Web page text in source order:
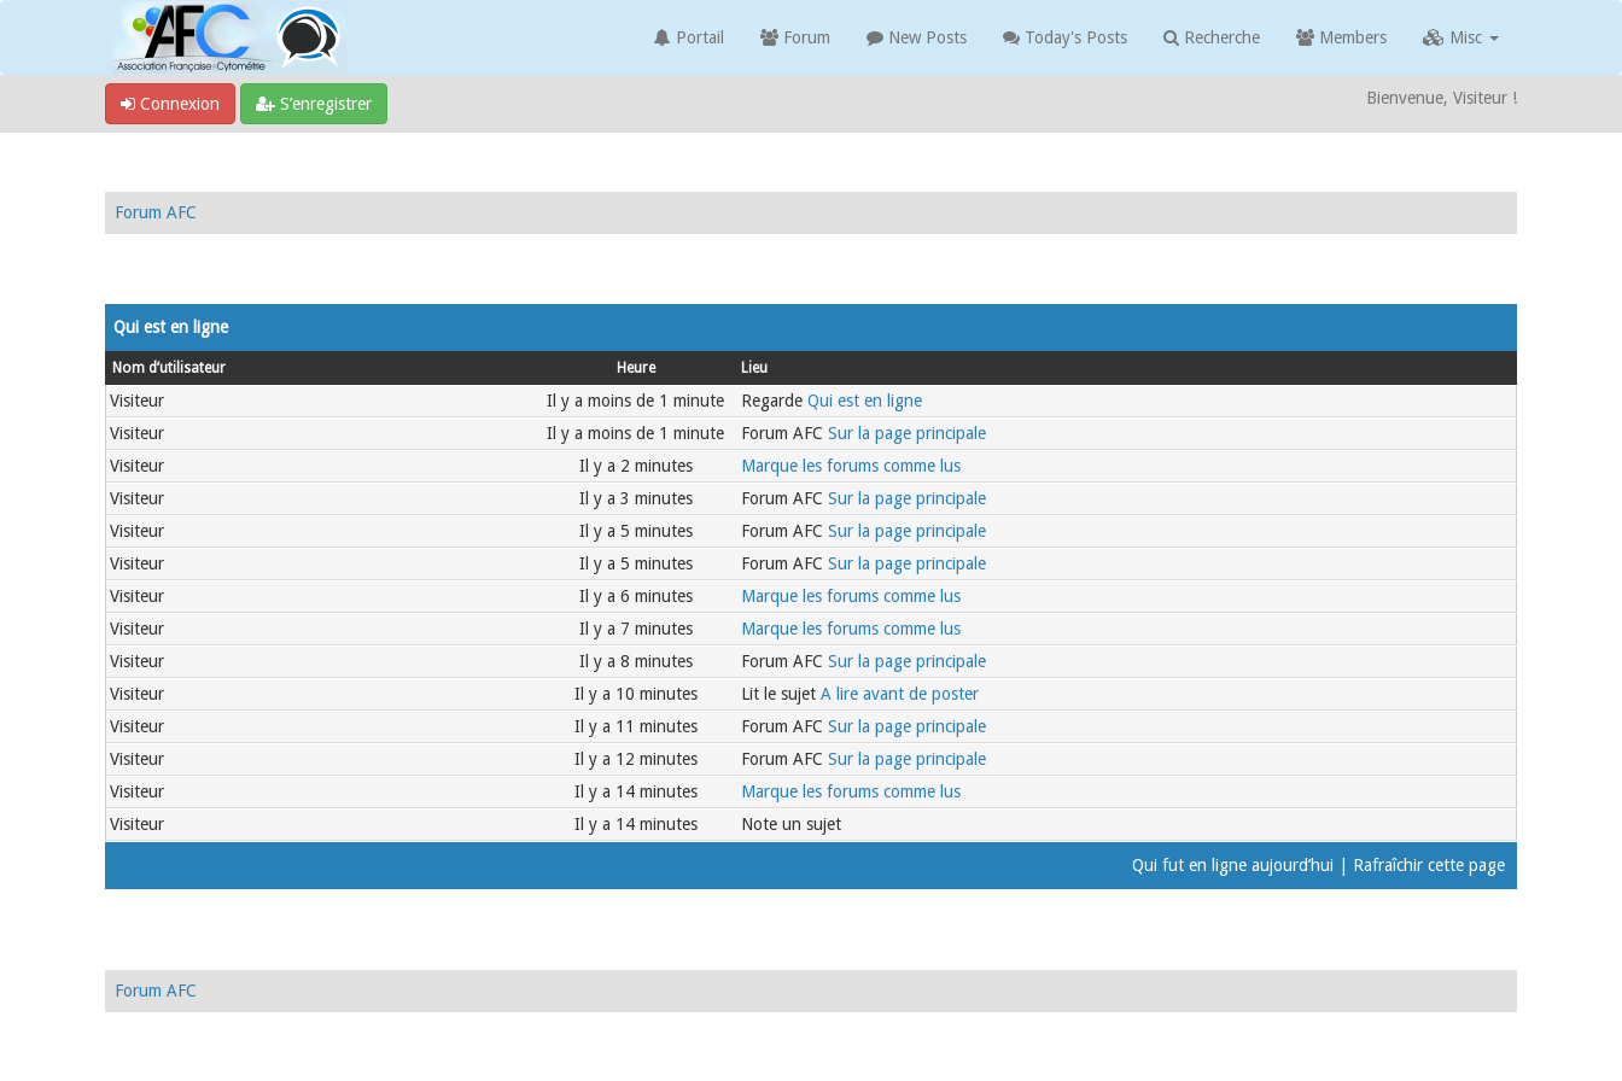
Portail Forum New Posts Today's Posts Recherche Members Misc
Connexion S’enregistrer Bienvenue, Visiteur !
Forum AFC
Qui est en ligne
Nom d’utilisateur Heure Lieu
Visiteur Il y a moins de 1 minute Regarde Qui est en ligne
Visiteur
Il y a moins de 1 minute Forum AFC Sur la page principale
Visiteur
Il y a 2 minutes
Marque les forums comme lus
Visiteur
Il y a 3 minutes Forum AFC Sur la page principale
Visiteur
Il y a 5 minutes Forum AFC Sur la page principale
Visiteur
Il y a 5 minutes Forum AFC Sur la page principale
Visiteur
Il y a 6 minutes
Marque les forums comme lus
Visiteur
Il y a 7 minutes
Marque les forums comme lus
Visiteur
Il y a 8 minutes Forum AFC Sur la page principale
Visiteur
Il y a 10 minutes Lit le sujet A lire avant de poster
Visiteur
Il y a 11 minutes Forum AFC Sur la page principale
Visiteur
Il y a 12 minutes Forum AFC Sur la page principale
Visiteur
Il y a 14 minutes
Marque les forums comme lus
Visiteur
Il y a 14 minutes Note un sujet
Qui fut en ligne aujourd’hui Rafraîchir cette page
Forum AFC